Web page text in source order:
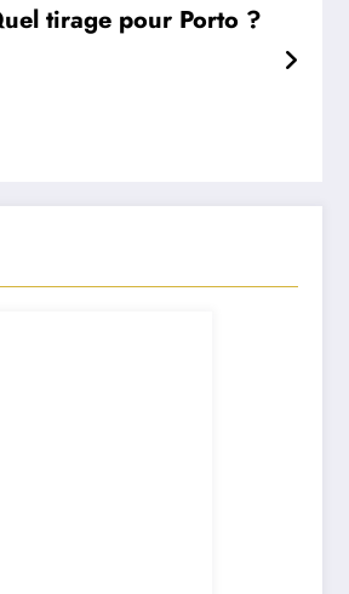
tirage pour Porto ?